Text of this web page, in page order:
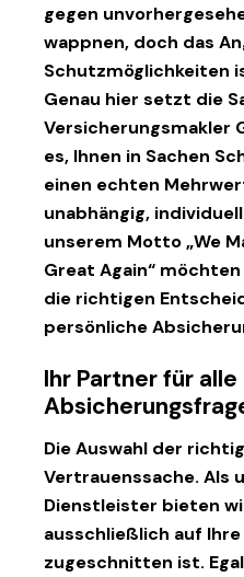
gegen
wappnen, doch das
Schutzmöglichkeiten
Genau hier setzt die
Versicherungsmakler
es, Ihnen in Sachen
einen echten
unabhängig,
unserem Motto „We
Great Again“
die richtigen
persönliche
Ihr Partner für alle
Die Auswahl der
Vertrauenssache. Als
Dienstleister bieten
ausschließlich auf
zugeschnitten ist.